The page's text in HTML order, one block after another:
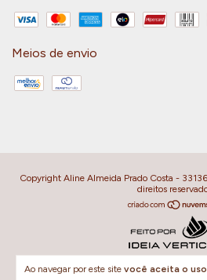
Ao navegar por este site você aceita o
Meios de envio
Copyright Aline Almeida Prado Costa -
direitos